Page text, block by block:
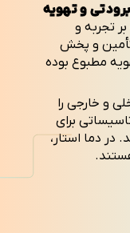
و تهویه
بر تجربه و
و پخش
مطبوع بوده
و خارجی را
برای
دما استار،